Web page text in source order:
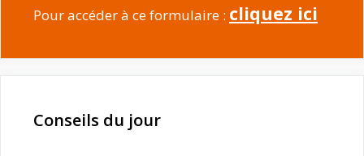
Pour accéder à ce formulaire : cliquez ici
Conseils du jour